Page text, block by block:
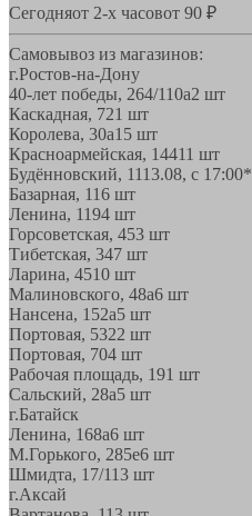
Сегодняот 2-х часовот 90 ₽
Самовывоз из магазинов:
г.Ростов-на-Дону
40-лет победы, 264/110а2 шт
Каскадная, 721 шт
Королева, 30а15 шт
Красноармейская, 14411 шт
Будённовский, 1113.08, с 17:00*
Базарная, 116 шт
Ленина, 1194 шт
Горсоветская, 453 шт
Тибетская, 347 шт
Ларина, 4510 шт
Малиновского, 48а6 шт
Нансена, 152а5 шт
Портовая, 5322 шт
Портовая, 704 шт
Рабочая площадь, 191 шт
Сальский, 28a5 шт
г.Батайск
Ленина, 168а6 шт
М.Горького, 285е6 шт
Шмидта, 17/113 шт
г.Аксай